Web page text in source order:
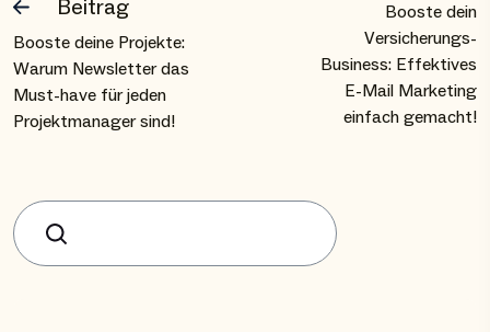
Beitrag
Booste deine Projekte:
Warum Newsletter das
Must-have für jeden
Projektmanager sind!
Booste dein
Versicherungs-
Business: Effektives
E-Mail Marketing
einfach gemacht!
Suchen